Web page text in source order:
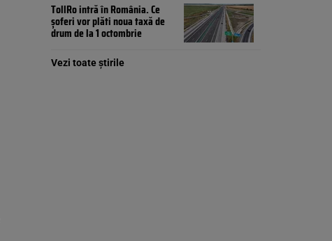
TollRo intră în România. Ce
șoferi vor plăti noua taxă de
drum de la 1 octombrie
Vezi toate știrile